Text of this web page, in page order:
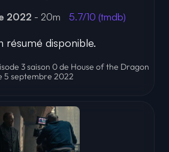
2022 - 20m 5.7/10 (tmdb)
résumé disponible.
3 saison 0 de House of the Dragon
5 septembre 2022